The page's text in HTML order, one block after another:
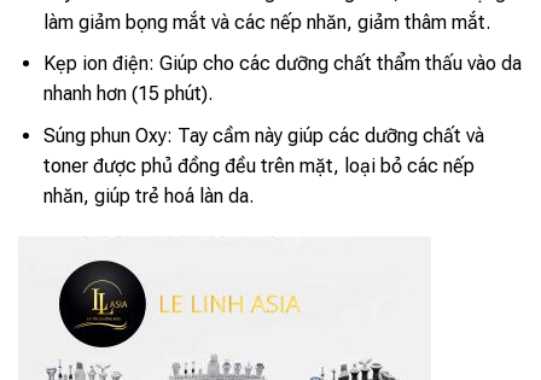
làm giảm bọng mắt và các nếp nhăn, giảm thâm mắt.
Kẹp ion điện: Giúp cho các dưỡng chất thẩm thấu vào da
nhanh hơn (15 phút).
Súng phun Oxy: Tay cầm này giúp các dưỡng chất và
toner được phủ đồng đều trên mặt, loại bỏ các nếp
nhăn, giúp trẻ hoá làn da.